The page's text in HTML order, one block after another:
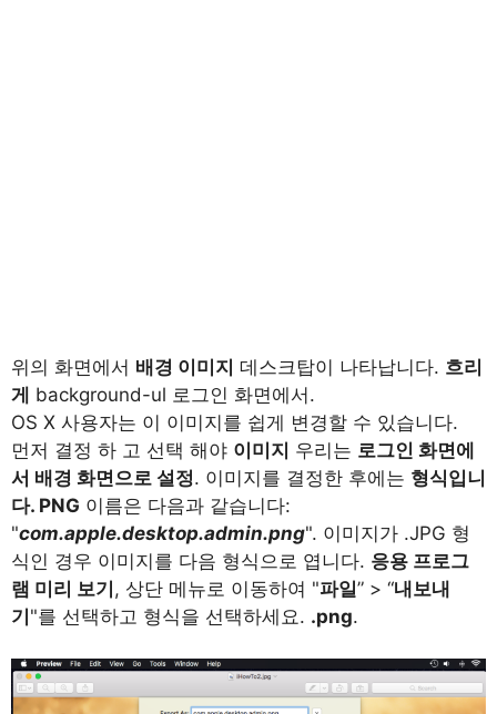
위의 화면에서 배경 이미지 데스크탑이 나타납니다. 흐리
게 background-ul 로그인 화면에서.
OS X 사용자는 이 이미지를 쉽게 변경할 수 있습니다.
먼저 결정 하 고 선택 해야 이미지 우리는 로그인 화면에
서 배경 화면으로 설정. 이미지를 결정한 후에는 형식입니
다. PNG 이름은 다음과 같습니다:
"com.apple.desktop.admin.png". 이미지가 .JPG 형
식인 경우 이미지를 다음 형식으로 엽니다. 응용 프로그
램 미리 보기, 상단 메뉴로 이동하여 "파일” > “내보내
기"를 선택하고 형식을 선택하세요. .png.